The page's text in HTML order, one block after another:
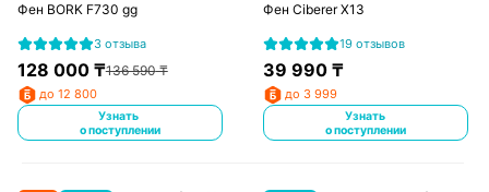
Фен BORK F730 gg
3 отзыва
128 000₸136 590₸
до 12 800
Узнать
о поступлении
Фен Ciberer X13
19 отзывов
39 990 ₸
до 3 999
Узнать
о поступлении